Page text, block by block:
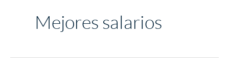
Mejores salarios